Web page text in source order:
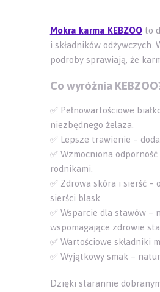
Mokra karma KEBZOOto
i składników odżywczych.
podroby sprawiają, że
Co wyróżnia
✅ Pełnowartościowe
niezbędnego żelaza.
✅ Lepsze trawienie –
✅ Wzmocniona
rodnikami.
✅ Zdrowa skóra i sierść –
sierści blask.
✅ Wsparcie dla stawów –
wspomagające zdrowie
✅ Wartościowe składniki
✅ Wyjątkowy smak –
Dzięki starannie